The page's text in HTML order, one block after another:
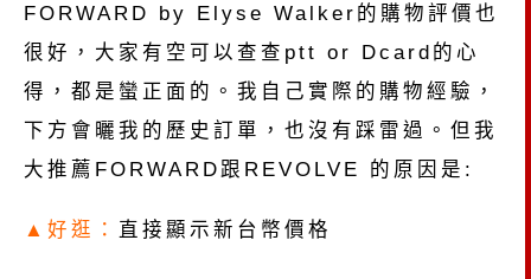
FORWARD by Elyse Walker的購物評價也
很好，大家有空可以查查ptt or Dcard的心
得，都是蠻正面的。我自己實際的購物經驗，
下方會曬我的歷史訂單，也沒有踩雷過。但我
大推薦FORWARD跟REVOLVE 的原因是:
▲好逛： 直接顯示新台幣價格